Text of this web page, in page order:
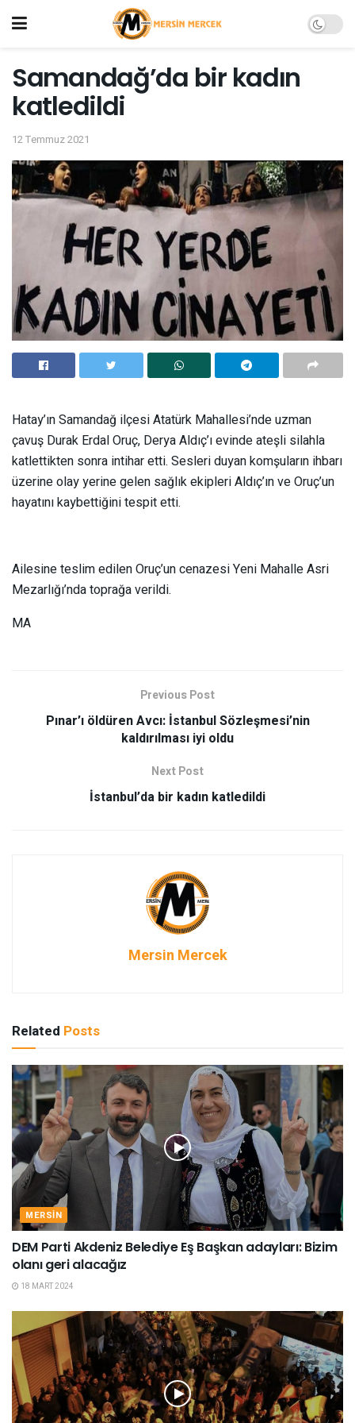
Samandağ’da bir kadın
katledildi
12 Temmuz 2021
Hatay’ın Samandağ ilçesi Atatürk Mahallesi’nde uzman
çavuş Durak Erdal Oruç, Derya Aldıç’ı evinde ateşli silahla
katlettikten sonra intihar etti. Sesleri duyan komşuların ihbarı
üzerine olay yerine gelen sağlık ekipleri Aldıç’ın ve Oruç’un
hayatını kaybettiğini tespit etti.
Ailesine teslim edilen Oruç’un cenazesi Yeni Mahalle Asri
Mezarlığı’nda toprağa verildi.
MA
Previous Post
Pınar’ı öldüren Avcı: İstanbul Sözleşmesi’nin
kaldırılması iyi oldu
Next Post
İstanbul’da bir kadın katledildi
Mersin Mercek
Related Posts
MERSIN
DEM Parti Akdeniz Belediye Eş Başkan adayları: Bizim
olanı geri alacağız
18 MART 2024